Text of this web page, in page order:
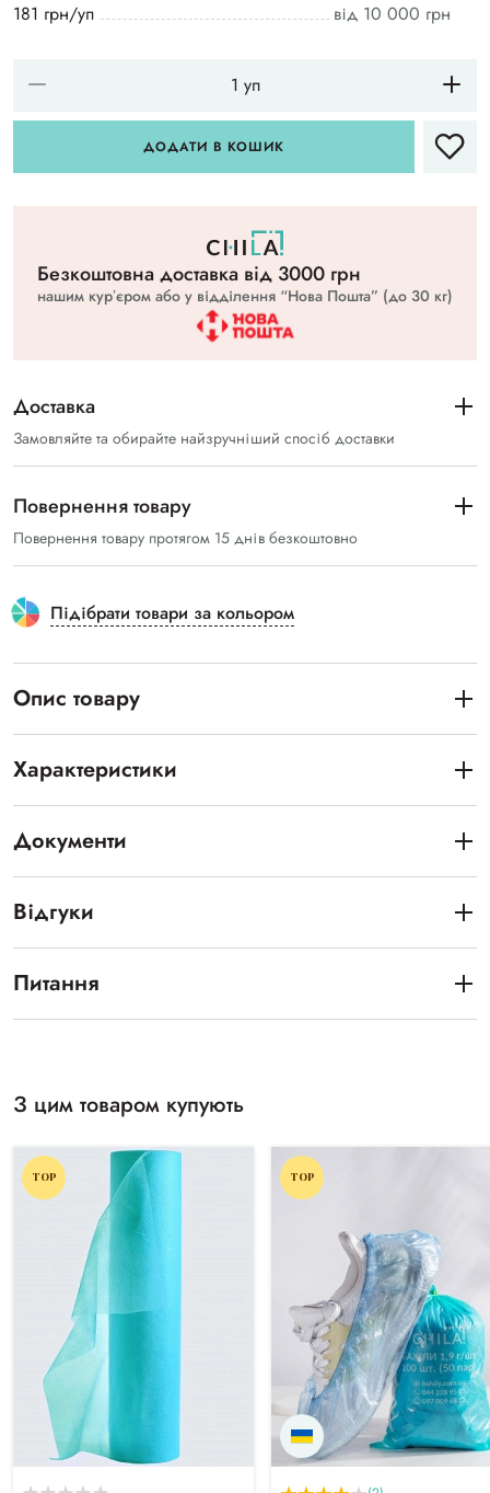
181 грн/уп
від 10 000 грн
ДОДАТИ В КОШИК
Безкоштовна доставка вiд 3000 грн
нашим курʼєром або у відділення “Нова Пошта” (до 30 кг)
Доставка
Замовляйте та обирайте найзручніший спосіб доставки
Повернення товару
Повернення товару протягом 15 днів безкоштовно
Підібрати товари за кольором
Опис товару
Характеристики
Документи
Відгуки
Питання
З цим товаром купують
TOP TOP